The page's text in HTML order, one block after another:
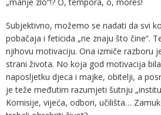
Subjektivno, možemo se nadati da svi
pobačaja i feticida „ne znaju što čine“.
njihovu motivaciju. Ona izmiče razboru
strani života. No koja god motivacija
naposljetku djeca i majke, obitelji, a
je teže međutim razumjeti šutnju
Komisije, vijeća, odbori, učilišta…